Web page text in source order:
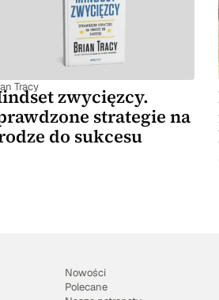
Tracy
zwycięzcy.
strategie na
do sukcesu
Nowości
Polecane